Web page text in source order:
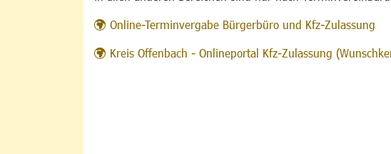
Online-Terminvergabe Bürgerbüro und Kfz-Zulassung
Kreis Offenbach - Onlineportal Kfz-Zulassung